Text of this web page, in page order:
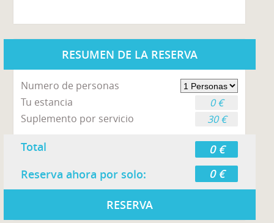
RESUMEN DE LA RESERVA
Numero de personas
Tu estancia
0 €
Suplemento por servicio
30 €
Total
0 €
Reserva ahora por solo:
0 €
RESERVA